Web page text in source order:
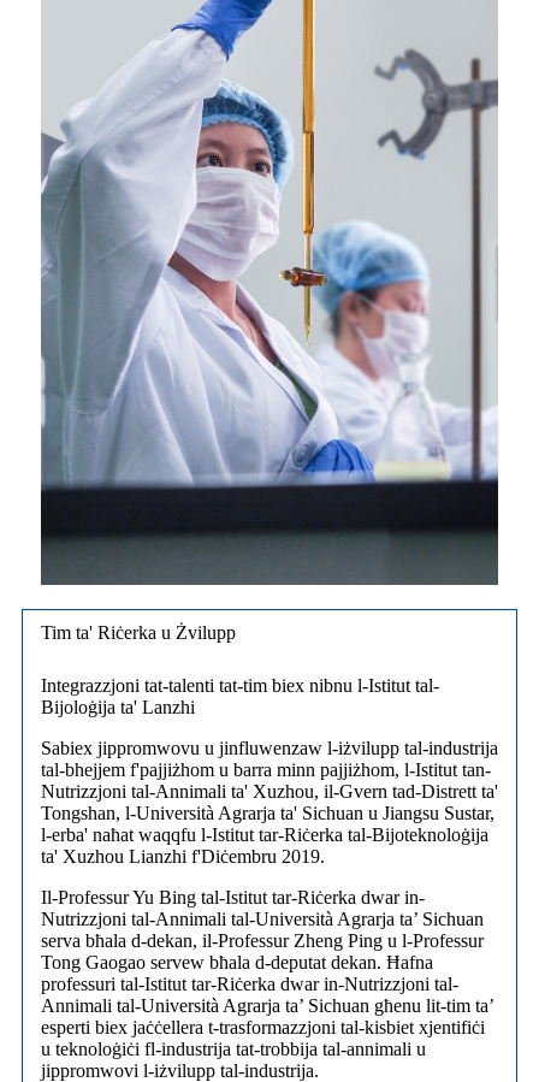
Tim ta' Riċerka u Żvilupp
Integrazzjoni tat-talenti tat-tim biex nibnu l-Istitut tal-
Bijoloġija ta' Lanzhi
Sabiex jippromwovu u jinfluwenzaw l-iżvilupp tal-industrija
tal-bhejjem f'pajjiżhom u barra minn pajjiżhom, l-Istitut tan-
Nutrizzjoni tal-Annimali ta' Xuzhou, il-Gvern tad-Distrett ta'
Tongshan, l-Università Agrarja ta' Sichuan u Jiangsu Sustar,
l-erba' naħat waqqfu l-Istitut tar-Riċerka tal-Bijoteknoloġija
ta' Xuzhou Lianzhi f'Diċembru 2019.
Il-Professur Yu Bing tal-Istitut tar-Riċerka dwar in-
Nutrizzjoni tal-Annimali tal-Università Agrarja ta’ Sichuan
serva bħala d-dekan, il-Professur Zheng Ping u l-Professur
Tong Gaogao servew bħala d-deputat dekan. Ħafna
professuri tal-Istitut tar-Riċerka dwar in-Nutrizzjoni tal-
Annimali tal-Università Agrarja ta’ Sichuan għenu lit-tim ta’
esperti biex jaċċellera t-trasformazzjoni tal-kisbiet xjentifiċi
u teknoloġiċi fl-industrija tat-trobbija tal-annimali u
jippromwovi l-iżvilupp tal-industrija.